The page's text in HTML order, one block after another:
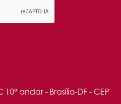
andar - Brasília-DF - CEP